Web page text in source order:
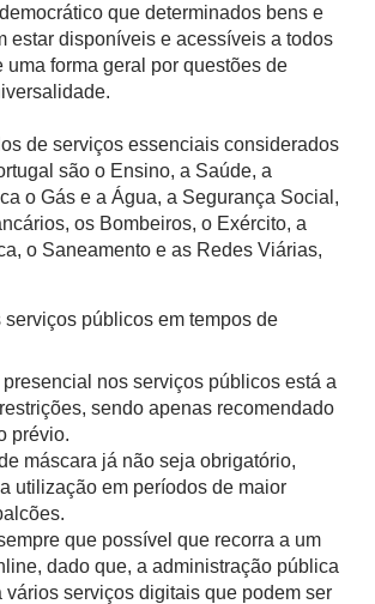
que determinados bens e
estar disponíveis e acessíveis a todos
uma forma geral por questões de
de serviços essenciais considerados
são o Ensino, a Saúde, a
o Gás e a Água, a Segurança Social,
os Bombeiros, o Exército, a
o Saneamento e as Redes Viárias,
serviços públicos em tempos de
nos serviços públicos está a
sendo apenas recomendado
prévio.
máscara já não seja obrigatório,
utilização em períodos de maior
que possível que recorra a um
dado que, a administração pública
serviços digitais que podem ser